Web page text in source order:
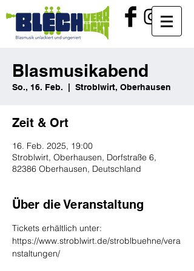
Blasmusikabend
So., 16. Feb. Stroblwirt, Oberhausen
Zeit & Ort
16. Feb. 2025, 19:00
Stroblwirt, Oberhausen, Dorfstraße 6,
82386 Oberhausen, Deutschland
Über die Veranstaltung
Tickets erhältlich unter:
https://www.stroblwirt.de/stroblbuehne/vera
nstaltungen/